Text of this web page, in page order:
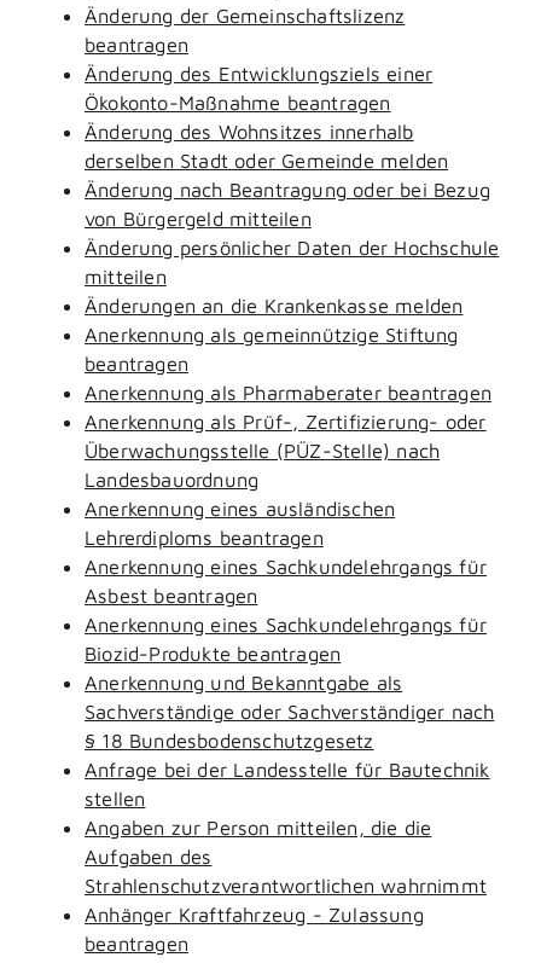
Änderung der Gemeinschaftslizenz
beantragen
Änderung des Entwicklungsziels einer
Ökokonto-Maßnahme beantragen
Änderung des Wohnsitzes innerhalb
derselben Stadt oder Gemeinde melden
Änderung nach Beantragung oder bei Bezug
von Bürgergeld mitteilen
Änderung persönlicher Daten der Hochschule
mitteilen
Änderungen an die Krankenkasse melden
Anerkennung als gemeinnützige Stiftung
beantragen
Anerkennung als Pharmaberater beantragen
Anerkennung als Prüf-, Zertifizierung- oder
Überwachungsstelle (PÜZ-Stelle) nach
Landesbauordnung
Anerkennung eines ausländischen
Lehrerdiploms beantragen
Anerkennung eines Sachkundelehrgangs für
Asbest beantragen
Anerkennung eines Sachkundelehrgangs für
Biozid-Produkte beantragen
Anerkennung und Bekanntgabe als
Sachverständige oder Sachverständiger nach
§ 18 Bundesbodenschutzgesetz
Anfrage bei der Landesstelle für Bautechnik
stellen
Angaben zur Person mitteilen, die die
Aufgaben des
Strahlenschutzverantwortlichen wahrnimmt
Anhänger Kraftfahrzeug - Zulassung
beantragen